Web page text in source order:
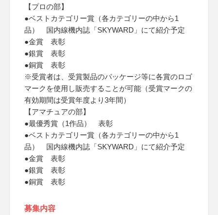
【プロの部】
●ベストカテゴリー賞（各カテゴリーの中から1
品） 国内線機内誌「SKYWARD」にて紹介予定
●金賞 表彰
●銀賞 表彰
●銅賞 表彰
※受賞者は、受賞製品のパッケージ等に各賞のロゴ
マークを使用し販売することが可能（受賞マークの
有効期間は受賞年度より3年間）
【アマチュアの部】
●最優秀賞（1作品） 表彰
●ベストカテゴリー賞（各カテゴリーの中から1
品） 国内線機内誌「SKYWARD」にて紹介予定
●金賞 表彰
●銀賞 表彰
●銅賞 表彰
募集内容